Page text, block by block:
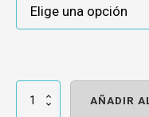
trm
AÑADIR